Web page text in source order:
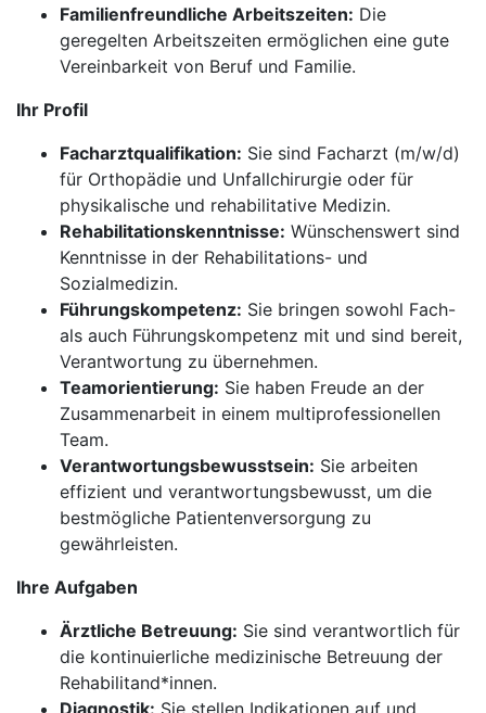
Familienfreundliche Arbeitszeiten: Die
geregelten Arbeitszeiten ermöglichen eine gute
Vereinbarkeit von Beruf und Familie.
Ihr Profil
Facharztqualifikation: Sie sind Facharzt (m/w/d)
für Orthopädie und Unfallchirurgie oder für
physikalische und rehabilitative Medizin.
Rehabilitationskenntnisse: Wünschenswert sind
Kenntnisse in der Rehabilitations- und
Sozialmedizin.
Führungskompetenz: Sie bringen sowohl Fach-
als auch Führungskompetenz mit und sind bereit,
Verantwortung zu übernehmen.
Teamorientierung: Sie haben Freude an der
Zusammenarbeit in einem multiprofessionellen
Team.
Verantwortungsbewusstsein: Sie arbeiten
effizient und verantwortungsbewusst, um die
bestmögliche Patientenversorgung zu
gewährleisten.
Ihre Aufgaben
Ärztliche Betreuung: Sie sind verantwortlich für
die kontinuierliche medizinische Betreuung der
Rehabilitand*innen.
Diagnostik: Sie stellen Indikationen auf und